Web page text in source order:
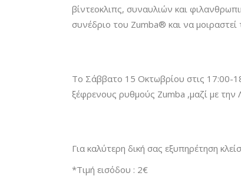
βίντεοκλιπς, συναυλιών και
συνέδριο του Zumba® και να
Το Σάββατο 15 Οκτωβρίου στις 17:00-
ξέφρενους ρυθμούς Zumba ,μαζί με την
Για καλύτερη δική σας εξυπηρέτηση
*Τιμή εισόδου : 2€